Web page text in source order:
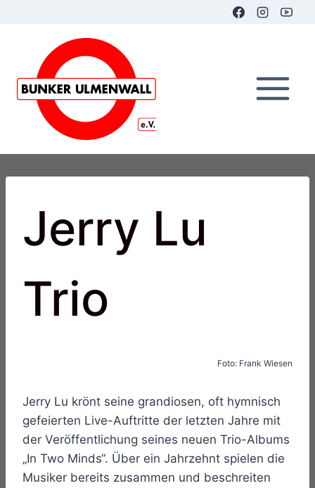
Jerry Lu
Trio
Foto: Frank Wiesen
Jerry Lu krönt seine grandiosen, oft hymnisch
gefeierten Live-Auftritte der letzten Jahre mit
der Veröffentlichung seines neuen Trio-Albums
„In Two Minds“. Über ein Jahrzehnt spielen die
Musiker bereits zusammen und beschreiten